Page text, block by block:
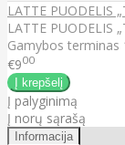
LATTE PUODELIS
LATTE PUODELIS
Gamybos terminas
€900
Į palyginimą
Į norų sąrašą
Informacija